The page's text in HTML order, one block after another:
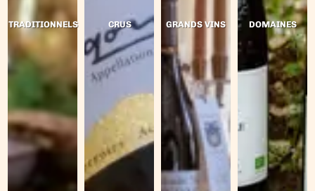
TRADITIONNELS CRUS GRANDS VINS DOMAINES